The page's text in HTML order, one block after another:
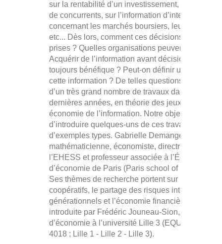
sur la rentabilité d’un investissement, sur les
de concurrents, sur l’information d’intervenants
concernant les marchés boursiers, leur
etc... Dès lors, comment ces décisions sont-elles
prises ? Quelles organisations peuvent y aider ?
Acquérir de l’information avant décision est-elle
toujours bénéfique ? Peut-on définir une valeur à
cette information ? De telles questions ont fait
d’un très grand nombre de travaux dans les trente
dernières années, en théorie des jeux et en
économie de l’information. Notre objectif est
d’introduire quelques-uns de ces travaux à l’aide
d’exemples types. Gabrielle Demange est
mathématicienne, économiste, directrice
l’EHESS et professeur associée à l’École
d’économie de Paris (Paris school of
Ses thèmes de recherche portent sur les jeux
coopératifs, le partage des risques inter-
générationnels et l’économie financière. Séance
introduite par Frédéric Jouneau-Sion, professeur
d’économie à l’université Lille 3 (EQUIPPE, EA
4018 ; Lille 1 - Lille 2 - Lille 3).